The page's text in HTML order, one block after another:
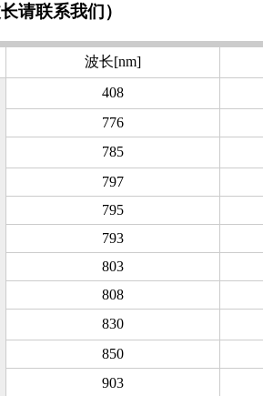
请联系我们）
波长[nm]
408
776
785
797
795
793
803
808
830
850
903